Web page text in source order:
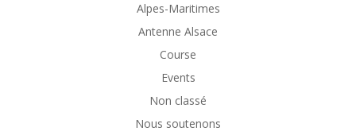
Alpes-Maritimes
Antenne Alsace
Course
Events
Non classé
Nous soutenons